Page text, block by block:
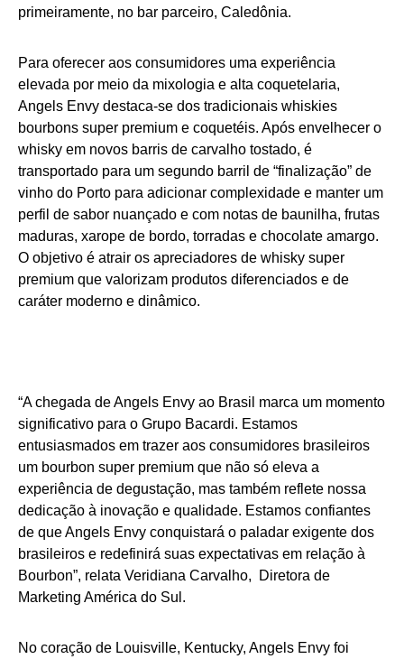
primeiramente, no bar parceiro, Caledônia.
Para oferecer aos consumidores uma experiência
elevada por meio da mixologia e alta coquetelaria,
Angels Envy destaca-se dos tradicionais whiskies
bourbons super premium e coquetéis. Após envelhecer o
whisky em novos barris de carvalho tostado, é
transportado para um segundo barril de “finalização” de
vinho do Porto para adicionar complexidade e manter um
perfil de sabor nuançado e com notas de baunilha, frutas
maduras, xarope de bordo, torradas e chocolate amargo.
O objetivo é atrair os apreciadores de whisky super
premium que valorizam produtos diferenciados e de
caráter moderno e dinâmico.
“A chegada de Angels Envy ao Brasil marca um momento
significativo para o Grupo Bacardi. Estamos
entusiasmados em trazer aos consumidores brasileiros
um bourbon super premium que não só eleva a
experiência de degustação, mas também reflete nossa
dedicação à inovação e qualidade. Estamos confiantes
de que Angels Envy conquistará o paladar exigente dos
brasileiros e redefinirá suas expectativas em relação à
Bourbon”, relata Veridiana Carvalho, Diretora de
Marketing América do Sul.
No coração de Louisville, Kentucky, Angels Envy foi